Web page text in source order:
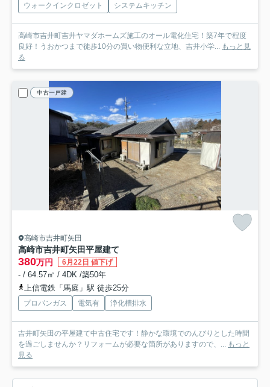
ウォークインクロゼット
システムキッチン
高崎市吉井町吉井ヤマダホームズ施工のオール電化住宅！築7年で程度
良好！うおかつまで徒歩10分の買い物便利な立地、吉井小学...
もっと見
る
中古一戸建
高崎市吉井町矢田
高崎市吉井町矢田平屋建て
380万円 6月22日 値下げ
- / 64.57㎡ / 4DK /築50年
上信電鉄「馬庭」駅 徒歩25分
プロパンガス 電気有 浄化槽排水
吉井町矢田の平屋建て中古住宅です！静かな環境でのんびりとした時間
を過ごしませんか？リフォームが必要な箇所がありますので、...
もっと
見る